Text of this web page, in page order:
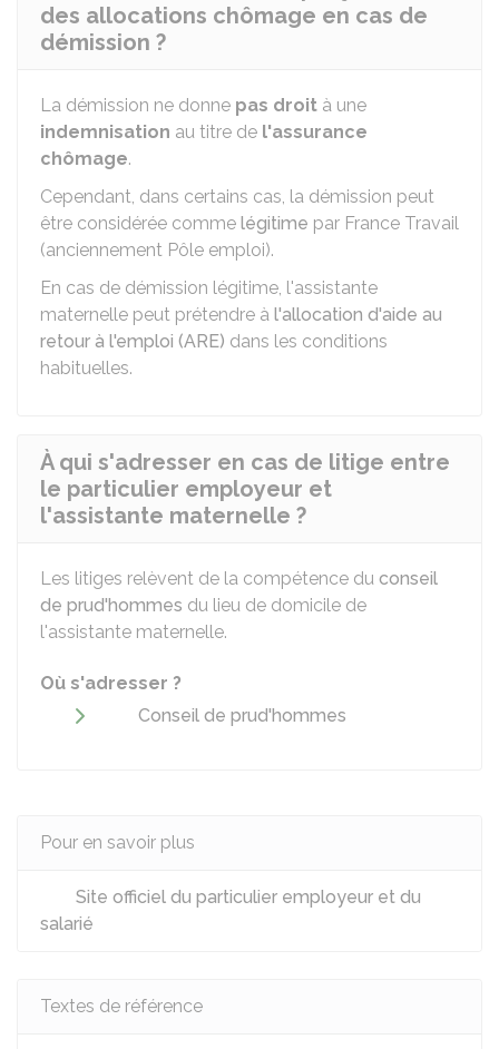
des allocations chômage en cas de
démission ?
La démission ne donne pas droit à une
indemnisation au titre de l'assurance
chômage.
Cependant, dans certains cas, la démission peut
être considérée comme légitime par France Travail
(anciennement Pôle emploi).
En cas de démission légitime, l'assistante
maternelle peut prétendre à l'allocation d'aide au
retour à l'emploi (ARE) dans les conditions
habituelles.
À qui s'adresser en cas de litige entre
le particulier employeur et
l'assistante maternelle ?
Les litiges relèvent de la compétence du conseil
de prud'hommes du lieu de domicile de
l'assistante maternelle.
Où s'adresser ?
Conseil de prud'hommes
Pour en savoir plus
Site officiel du particulier employeur et du
salarié
Textes de référence